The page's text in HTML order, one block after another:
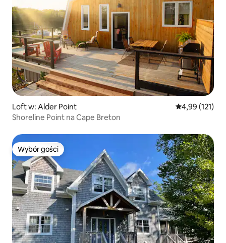
Loft w: Alder Point Średnia
4,99 (121)
Shoreline Point na Cape Breton
Wybór gości
Wybór gości